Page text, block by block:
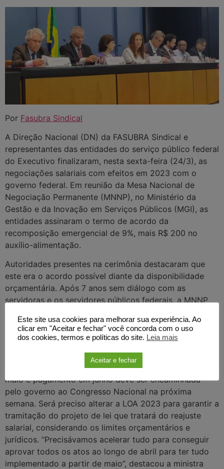
Por Fasubra Sindical
A Direção Nacional (DN) da FASUBRA Sindical e
representantes das entidades do serviço público federal
do Executivo finalizaram, nesta sexta-feira (24/3), as
negociações salariais com efeitos em 2023 com o
governo federal. Em reunião da Mesa Nacional de
Negociação Permanente (MNNP), no Ministério da
Gestão e da Inovação em Serviços Públicos (MGI), as
entidades assinaram o termo de acordo da
recomposição emergencial de 9%, mais R$ 200 no
auxílio-alimentação.
Autoridades presentes na cerimônia destacaram que
este era o acordo possível diante da disponibilidade
orçamentária. Após 7 anos sem diálogo com as
servidoras e os servidores públicos federais, a MNNP
se avanços na construção de uma proposta salarial
para 2024, que realmente recupere as perdas salariais
A proposta emergencial com efeitos a partir de 1º de
maio e pagamento em junho deve ser encaminhada
pelo governo ao Congresso Nacional na próxima
semana. Será preciso alterar a LOA 2023 para garantir a
tramitação do projeto de lei que tratará do reajuste
salarial, considerando os limites orçamentários e
jurídicos. “Precisávamos acelerar tudo para conseguir
aprovar todos os atos ao longo de abril para ter tudo
implementado a partir de maio”, destacou a ministra
Este site usa cookies para melhorar sua experiência. Ao
clicar em "Aceitar e fechar" você concorda com o uso
dos cookies, termos e políticas do site. Leia mais
Aceitar e fechar